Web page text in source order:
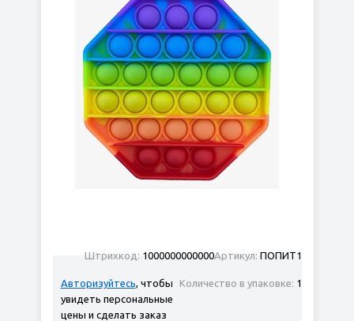
Артикул: ПОПИТ1
Штрихкод: 1000000000000
Количество в упаковке: 1
Авторизуйтесь, чтобы
увидеть персональные
цены и сделать заказ